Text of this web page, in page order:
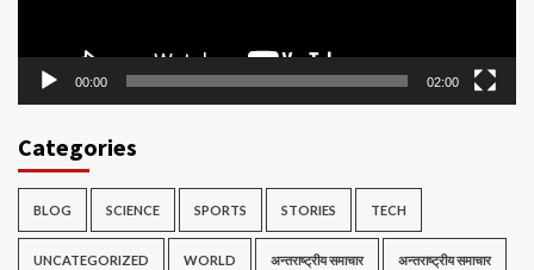
00:00 02:00
Categories
BLOG SCIENCE SPORTS STORIES TECH
UNCATEGORIZED WORLD अन्तराष्ट्रीय समाचार अन्तराष्ट्रीय समाचार